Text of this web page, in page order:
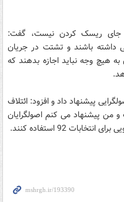
جای ریسک کردن نیست، گفت:
داشته باشند و تشتت در جریان
هیچ وجه نباید اجازه بدهند که
پیشنهاد داد و افزود: ائتلاف
و من پیشنهاد می کنم اصولگرایان
92 استفاده کنند.